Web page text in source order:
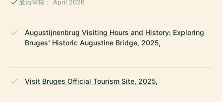
最后审核： April 2026
Augustijnenbrug Visiting Hours and History: Exploring
Bruges' Historic Augustine Bridge, 2025,
Visit Bruges Official Tourism Site, 2025,